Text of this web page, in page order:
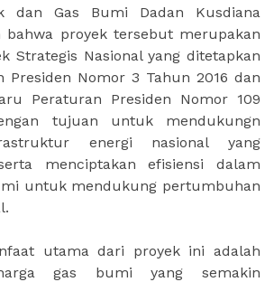
dan Gas Bumi Dadan Kusdiana
bahwa proyek tersebut merupakan
Strategis Nasional yang ditetapkan
Presiden Nomor 3 Tahun 2016 dan
Peraturan Presiden Nomor 109
tujuan untuk mendukungn
energi nasional yang
menciptakan efisiensi dalam
untuk mendukung pertumbuhan
utama dari proyek ini adalah
gas bumi yang semakin